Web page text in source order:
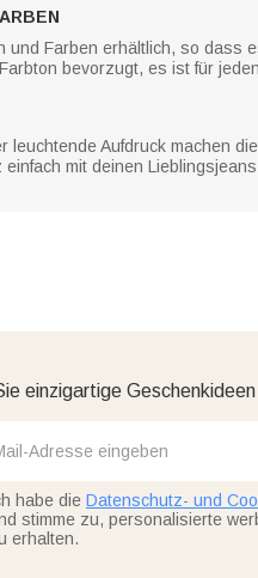
Farben erhältlich, so dass
bevorzugt, es ist für
Aufdruck machen
mit deinen
einzigartige
habe die Datenschutz- und
stimme zu, personalisierte
erhalten.